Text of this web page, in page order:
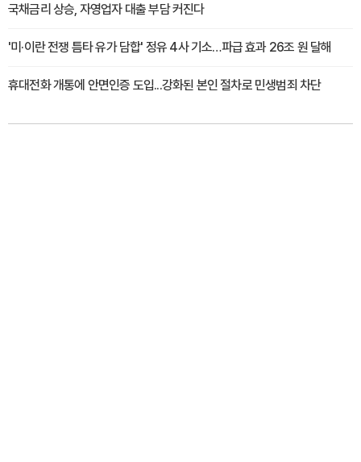
국채금리 상승, 자영업자 대출 부담 커진다
'미·이란 전쟁 틈타 유가 담합' 정유 4사 기소…파급 효과 26조 원 달해
휴대전화 개통에 안면인증 도입...강화된 본인 절차로 민생범죄 차단